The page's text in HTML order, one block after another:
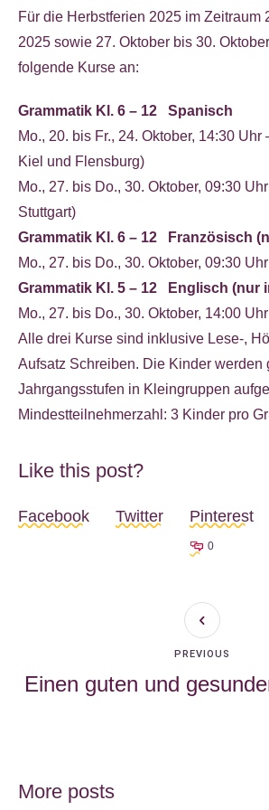
Für die Herbstferien 2025 im Zeitraum
2025 sowie 27. Oktober bis 30.
folgende Kurse an:
Grammatik Kl. 6 – 12 Spanisch
Mo., 20. bis Fr., 24. Oktober, 14:30 Uhr
Kiel und Flensburg)
Mo., 27. bis Do., 30. Oktober, 09:30
Stuttgart)
Grammatik Kl. 6 – 12 Französisch
Mo., 27. bis Do., 30. Oktober, 09:30
Grammatik Kl. 5 – 12 Englisch (nur
Mo., 27. bis Do., 30. Oktober, 14:00
Alle drei Kurse sind inklusive Lese-,
Aufsatz Schreiben. Die Kinder werden
Jahrgangsstufen in Kleingruppen
Mindestteilnehmerzahl: 3 Kinder pro
Like this post?
Facebook Twitter Pinterest
0
Einen guten und
PREVIOUS
More posts